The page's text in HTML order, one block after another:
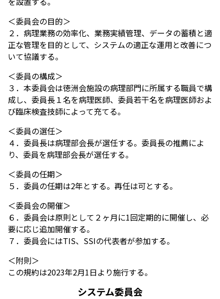
＜委員会の目的＞
２．病理業務の効率化、業務実績管理、データの蓄積と適
正な管理を目的として、システムの適正な運用と改善につ
いて協議する。
＜委員の構成＞
３．本委員会は徳洲会施設の病理部門に所属する職員で構
成し、委員長１名を病理医師、委員若干名を病理医師およ
び臨床検査技師によって充てる。
＜委員の選任＞
４．委員長は病理部会長が選任する。委員長の推薦によ
り、委員を病理部会長が選任する。
＜委員の任期＞
５．委員の任期は2年とする。再任は可とする。
＜委員会の開催＞
６．委員会は原則として２ヶ月に1回定期的に開催し、必
要に応じ追加開催する。
７．委員会にはTIS、SSIの代表者が参加する。
＜附則＞
この規約は2023年2月1日より施行する。
システム委員会